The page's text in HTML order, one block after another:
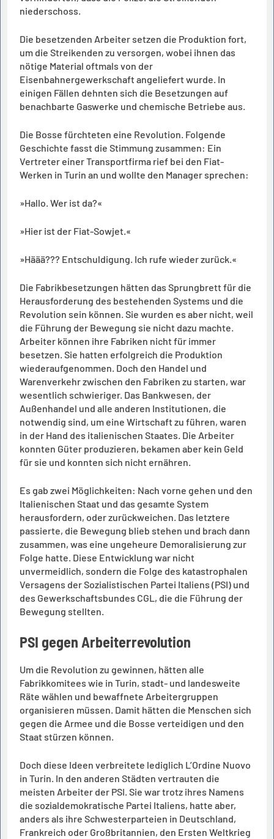
niederschoss.
Die besetzenden Arbeiter setzen die Produktion fort,
um die Streikenden zu versorgen, wobei ihnen das
nötige Material oftmals von der
Eisenbahnergewerkschaft angeliefert wurde. In
einigen Fällen dehnten sich die Besetzungen auf
benachbarte Gaswerke und chemische Betriebe aus.
Die Bosse fürchteten eine Revolution. Folgende
Geschichte fasst die Stimmung zusammen: Ein
Vertreter einer Transportfirma rief bei den Fiat-
Werken in Turin an und wollte den Manager sprechen:
»Hallo. Wer ist da?«
»Hier ist der Fiat-Sowjet.«
»Häää??? Entschuldigung. Ich rufe wieder zurück.«
Die Fabrikbesetzungen hätten das Sprungbrett für die
Herausforderung des bestehenden Systems und die
Revolution sein können. Sie wurden es aber nicht, weil
die Führung der Bewegung sie nicht dazu machte.
Arbeiter können ihre Fabriken nicht für immer
besetzen. Sie hatten erfolgreich die Produktion
wiederaufgenommen. Doch den Handel und
Warenverkehr zwischen den Fabriken zu starten, war
wesentlich schwieriger. Das Bankwesen, der
Außenhandel und alle anderen Institutionen, die
notwendig sind, um eine Wirtschaft zu führen, waren
in der Hand des italienischen Staates. Die Arbeiter
konnten Güter produzieren, bekamen aber kein Geld
für sie und konnten sich nicht ernähren.
Es gab zwei Möglichkeiten: Nach vorne gehen und den
Italienischen Staat und das gesamte System
herausfordern, oder zurückweichen. Das letztere
passierte, die Bewegung blieb stehen und brach dann
zusammen, was eine ungeheure Demoralisierung zur
Folge hatte. Diese Entwicklung war nicht
unvermeidlich, sondern die Folge des katastrophalen
Versagens der Sozialistischen Partei Italiens (PSI) und
des Gewerkschaftsbundes CGL, die die Führung der
Bewegung stellten.
PSI gegen Arbeiterrevolution
Um die Revolution zu gewinnen, hätten alle
Fabrikkomitees wie in Turin, stadt- und landesweite
Räte wählen und bewaffnete Arbeitergruppen
organisieren müssen. Damit hätten die Menschen sich
gegen die Armee und die Bosse verteidigen und den
Staat stürzen können.
Doch diese Ideen verbreitete lediglich L’Ordine Nuovo
in Turin. In den anderen Städten vertrauten die
meisten Arbeiter der PSI. Sie war trotz ihres Namens
die sozialdemokratische Partei Italiens, hatte aber,
anders als ihre Schwesterparteien in Deutschland,
Frankreich oder Großbritannien, den Ersten Weltkrieg